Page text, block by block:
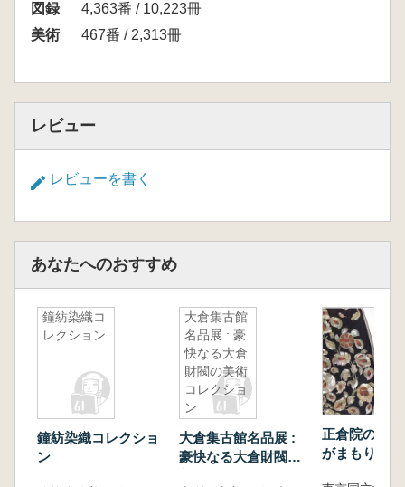
図録
4,363番 / 10,223冊
美術
467番 / 2,313冊
レビュー
レビューを書く
あなたへのおすすめ
鐘紡染織コ
レクション
鐘紡染織コレクショ
ン
大倉集古館
名品展 : 豪
快なる大倉
財閥の美術
コレクショ
ン
大倉集古館名品展 :
豪快なる大倉財閥の
正倉院の世
がまもり伝